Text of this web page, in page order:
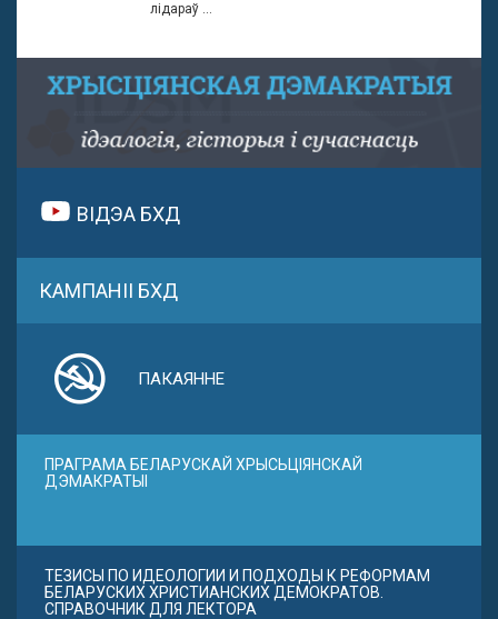
лідараў ...
ВІДЭА БХД
КАМПАНІІ БХД
ПАКАЯННЕ
ПРАГРАМА БЕЛАРУСКАЙ ХРЫСЬЦІЯНСКАЙ
ДЭМАКРАТЫІ
ТЕЗИСЫ ПО ИДЕОЛОГИИ И ПОДХОДЫ К РЕФОРМАМ
БЕЛАРУСКИХ ХРИСТИАНСКИХ ДЕМОКРАТОВ.
СПРАВОЧНИК ДЛЯ ЛЕКТОРА